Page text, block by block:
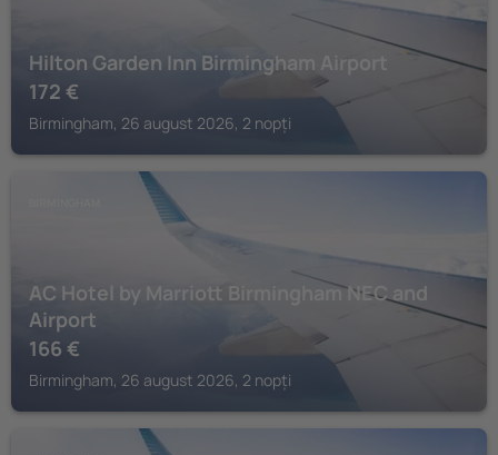
Hilton Garden Inn Birmingham Airport
172 €
Birmingham, 26 august 2026, 2 nopți
AC Hotel by Marriott Birmingham NEC and
Airport
166 €
Birmingham, 26 august 2026, 2 nopți